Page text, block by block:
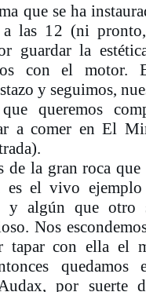
que se ha
a las 12 (ni
guardar la
con el motor.
y seguimos,
queremos
a comer en El
de la gran roca
es el vivo
y algún que otro
Nos
tapar con ella el
quedamos
por suerte